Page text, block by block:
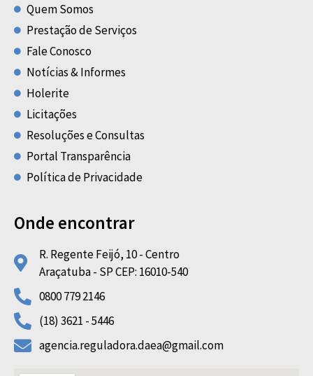
Quem Somos
Prestação de Serviços
Fale Conosco
Notícias & Informes
Holerite
Licitações
Resoluções e Consultas
Portal Transparência
Política de Privacidade
Onde encontrar
R. Regente Feijó, 10 - Centro
Araçatuba - SP CEP: 16010-540
0800 779 2146
(18) 3621 - 5446
agencia.reguladora.daea@gmail.com